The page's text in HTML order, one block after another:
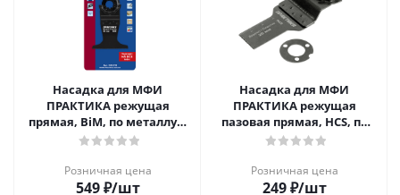
Насадка для МФИ
ПРАКТИКА режущая
прямая, BiM, по металлу и
дереву, 65 мм, мелкий зуб
Розничная цена
549₽/шт
Насадка для МФИ
ПРАКТИКА режущая
пазовая прямая, HCS, по
дереву, 20 мм, мелкий зуб
Розничная цена
249₽/шт